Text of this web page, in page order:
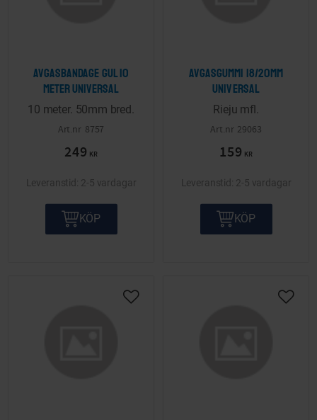
Avgasbandage Gul 10
meter Universal
10 meter. 50mm bred.
8757
249 KR
2-5 vardagar
KÖP
Avgasgummi 18/20mm
Universal
Rieju mfl.
29063
159 KR
2-5 vardagar
KÖP
Lägg till i önskelista Lägg